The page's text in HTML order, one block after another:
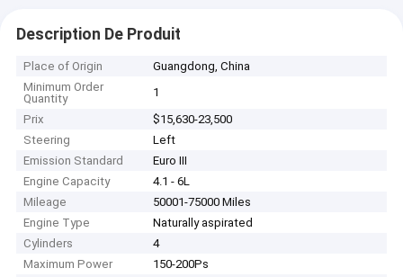
Description De Produit
Place of Origin
Guangdong, China
Minimum Order
Quantity
1
Prix
$15,630-23,500
Steering
Left
Emission Standard
Euro III
Engine Capacity
4.1 - 6L
Mileage
50001-75000 Miles
Engine Type
Naturally aspirated
Cylinders
4
Maximum Power
150-200Ps